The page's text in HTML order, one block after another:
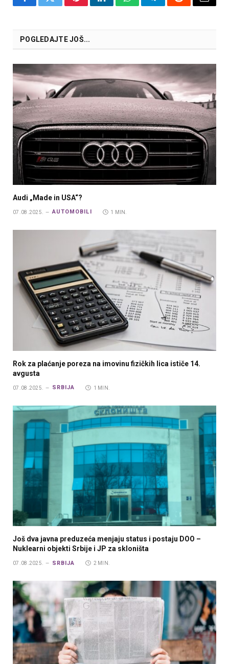
FacebookTwitterPinterestLinkedInWhatsAppTelegramRedditEmail
POGLEDAJTE JOŠ...
Audi „Made in USA“?
07.08.2025. AUTOMOBILI 1 MIN.
Rok za plaćanje poreza na imovinu fizičkih lica ističe 14.
avgusta
07.08.2025. SRBIJA 1 MIN.
Još dva javna preduzeća menjaju status i postaju DOO –
Nuklearni objekti Srbije i JP za skloništa
07.08.2025. SRBIJA 2 MIN.